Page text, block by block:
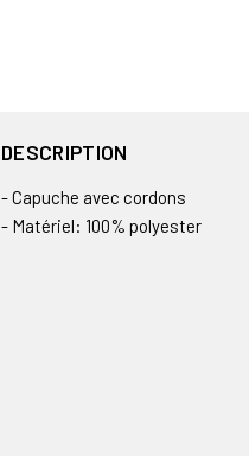
DESCRIPTION
- Capuche avec cordons
- Matériel: 100% polyester